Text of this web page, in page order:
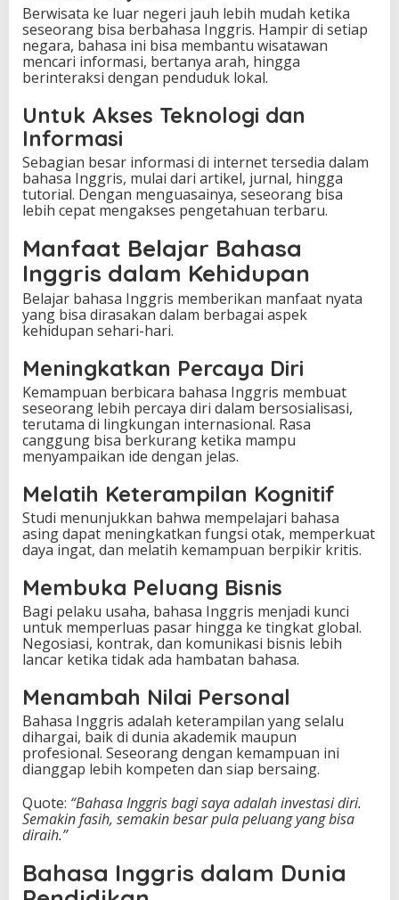
Berwisata ke luar negeri jauh lebih mudah ketika
seseorang bisa berbahasa Inggris. Hampir di setiap
negara, bahasa ini bisa membantu wisatawan
mencari informasi, bertanya arah, hingga
berinteraksi dengan penduduk lokal.
Untuk Akses Teknologi dan
Informasi
Sebagian besar informasi di internet tersedia dalam
bahasa Inggris, mulai dari artikel, jurnal, hingga
tutorial. Dengan menguasainya, seseorang bisa
lebih cepat mengakses pengetahuan terbaru.
Manfaat Belajar Bahasa
Inggris dalam Kehidupan
Belajar bahasa Inggris memberikan manfaat nyata
yang bisa dirasakan dalam berbagai aspek
kehidupan sehari-hari.
Meningkatkan Percaya Diri
Kemampuan berbicara bahasa Inggris membuat
seseorang lebih percaya diri dalam bersosialisasi,
terutama di lingkungan internasional. Rasa
canggung bisa berkurang ketika mampu
menyampaikan ide dengan jelas.
Melatih Keterampilan Kognitif
Studi menunjukkan bahwa mempelajari bahasa
asing dapat meningkatkan fungsi otak, memperkuat
daya ingat, dan melatih kemampuan berpikir kritis.
Membuka Peluang Bisnis
Bagi pelaku usaha, bahasa Inggris menjadi kunci
untuk memperluas pasar hingga ke tingkat global.
Negosiasi, kontrak, dan komunikasi bisnis lebih
lancar ketika tidak ada hambatan bahasa.
Menambah Nilai Personal
Bahasa Inggris adalah keterampilan yang selalu
dihargai, baik di dunia akademik maupun
profesional. Seseorang dengan kemampuan ini
dianggap lebih kompeten dan siap bersaing.
Quote: “Bahasa Inggris bagi saya adalah investasi diri.
Semakin fasih, semakin besar pula peluang yang bisa
diraih.”
Bahasa Inggris dalam Dunia